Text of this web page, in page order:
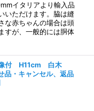
イタリアより輸入品
いただけます。脇は縫
な赤ちゃんの場合は頭
すが、一般的には胴体
付 H11cm 白木
・キャンセル、返品